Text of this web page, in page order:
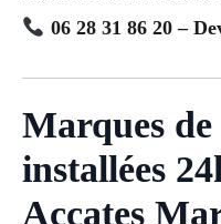
06 28 31 86 20 –
Marques
installées
Accates